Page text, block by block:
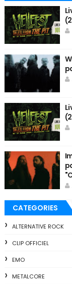
CATEGORIES
ALTERNATIVE ROCK
CLIP OFFICIEL
EMO
METALCORE